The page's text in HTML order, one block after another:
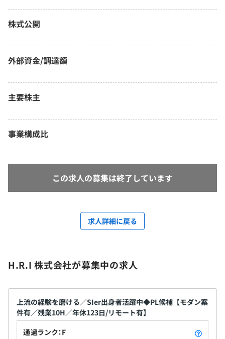
株式公開
外部資金/調達額
主要株主
事業構成比
この求人の募集は終了しています
求人詳細に戻る
H.R.I 株式会社が募集中の求人
上流の経験を磨ける／SIer出身者活躍中◆PL候補【モダン案
件有／残業10H／年休123日/リモート有】
通過ランク：F